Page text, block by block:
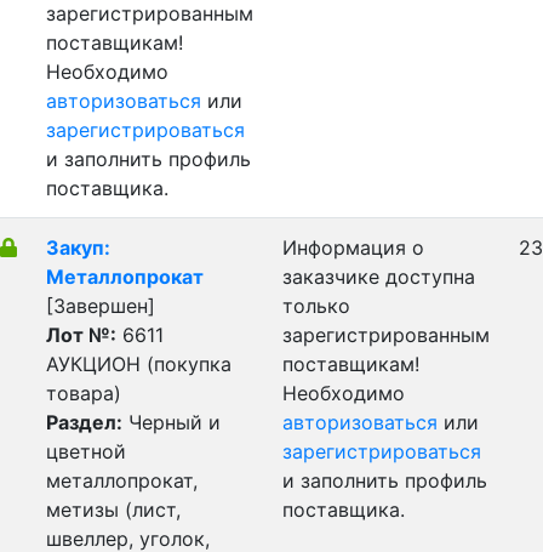
зарегистрированным
поставщикам!
Необходимо
авторизоваться или
зарегистрироваться
и заполнить профиль
поставщика.
Закуп:
Металлопрокат
[Завершен]
Лот №: 6611
АУКЦИОН (покупка
товара)
Раздел: Черный и
цветной
металлопрокат,
метизы (лист,
швеллер, уголок,
Информация о
заказчике доступна
только
зарегистрированным
поставщикам!
Необходимо
авторизоваться или
зарегистрироваться
и заполнить профиль
поставщика.